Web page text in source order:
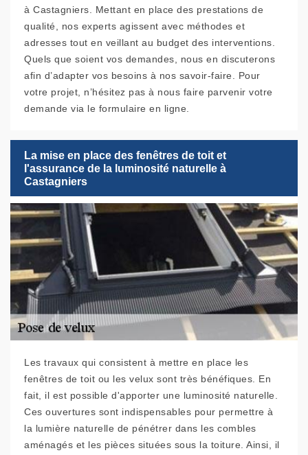
à Castagniers. Mettant en place des prestations de
qualité, nos experts agissent avec méthodes et
adresses tout en veillant au budget des interventions.
Quels que soient vos demandes, nous en discuterons
afin d’adapter vos besoins à nos savoir-faire. Pour
votre projet, n’hésitez pas à nous faire parvenir votre
demande via le formulaire en ligne.
La mise en place des fenêtres de toit et
l'assurance de la luminosité naturelle à
Castagniers
Les travaux qui consistent à mettre en place les
fenêtres de toit ou les velux sont très bénéfiques. En
fait, il est possible d'apporter une luminosité naturelle.
Ces ouvertures sont indispensables pour permettre à
la lumière naturelle de pénétrer dans les combles
aménagés et les pièces situées sous la toiture. Ainsi, il